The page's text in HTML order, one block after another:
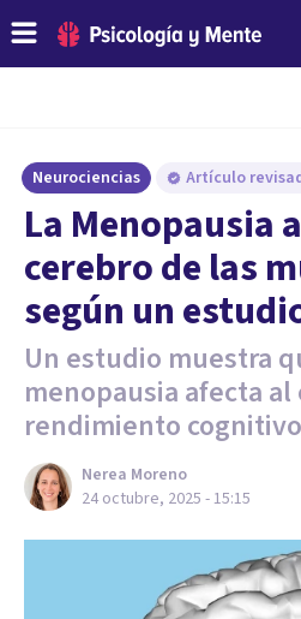
Neurociencias Artículo
La Menopausia
cerebro de las
según un
Un estudio muestra
menopausia afecta al
rendimiento
Nerea Moreno
24 octubre, 2025 - 15:15